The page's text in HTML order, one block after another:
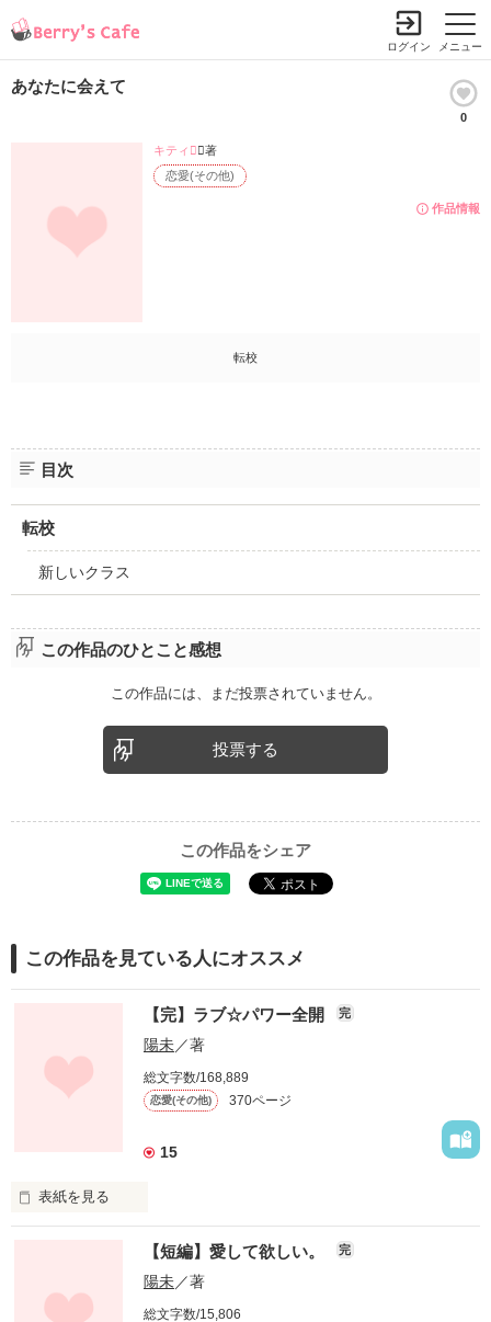
メニュー
ログイン
あなたに会えて
0
作品情報
恋愛(その他)
キティ／著
転校
目次
転校
新しいクラス
この作品のひとこと感想
この作品には、まだ投票されていません。
投票する
この作品をシェア
この作品を見ている人にオススメ
【完】ラブ☆パワー全開 完
陽未／著
総文字数/168,889
恋愛(その他) 370ページ
15
表紙を見る
【短編】愛して欲しい。 完
陽未／著
総文字数/15,806